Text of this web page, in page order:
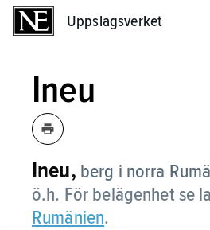
Uppslagsverket
Ineu
Ineu, berg i norra
ö.h. För belägenhet se
Rumänien.